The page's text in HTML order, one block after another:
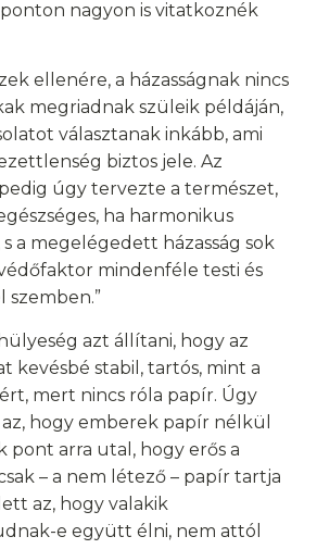
nagyon is vitatkoznék
ellenére, a házasságnak nincs
megriadnak szüleik példáján,
választanak inkább, ami
biztos jele. Az
úgy tervezte a természet,
ha harmonikus
a megelégedett házasság sok
mindenféle testi és
szemben.”
azt állítani, hogy az
kevésbé stabil, tartós, mint a
mert nincs róla papír. Úgy
hogy emberek papír nélkül
pont arra utal, hogy erős a
– a nem létező – papír tartja
az, hogy valakik
e együtt élni, nem attól